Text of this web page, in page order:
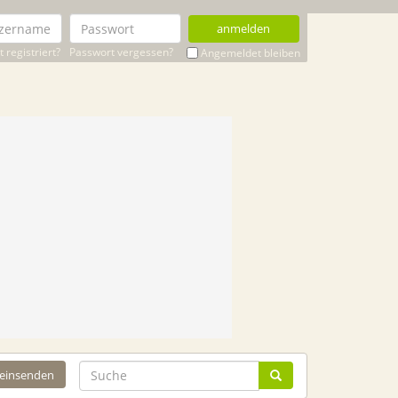
anmelden
registriert? Passwort vergessen? Angemeldet bleiben